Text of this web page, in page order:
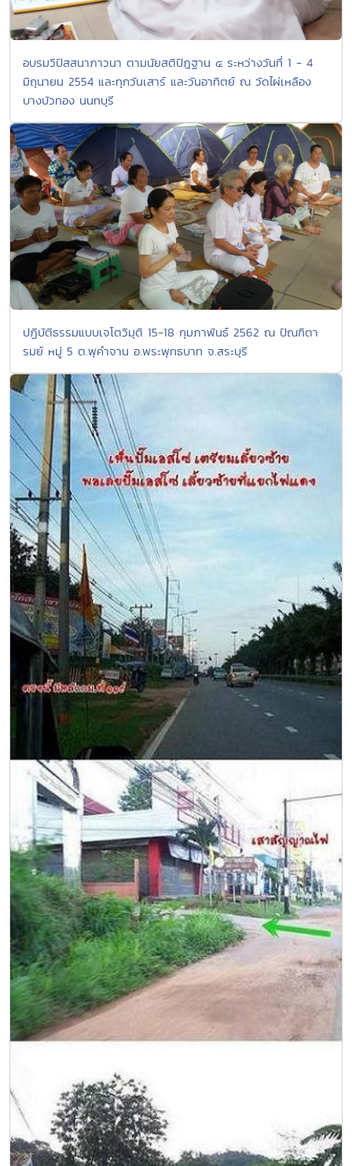
อบรมวิปัสสนาภาวนา ตามนัยสติปัฎฐาน ๔ ระหว่างวันที่ 1 - 4
มิถุนายน 2554 และทุกวันเสาร์ และวันอาทิตย์ ณ วัดไผ่เหลือง
บางบัวทอง นนทบุรี
ปฏิบัติธรรมแบบเจโตวิมุติ 15-18 กุมภาพันธ์ 2562 ณ ปัณฑิตา
รมย์ หมู่ 5 ต.พุคำจาน อ.พระพุทธบาท จ.สระบุรี